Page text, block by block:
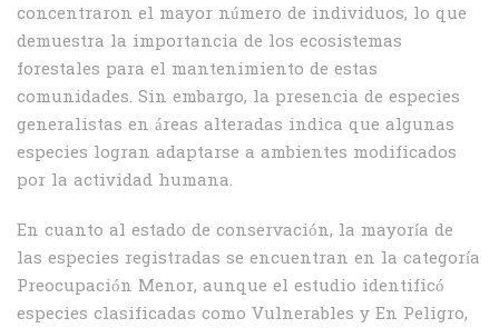
concentraron el mayor número de individuos, lo que
demuestra la importancia de los ecosistemas
forestales para el mantenimiento de estas
comunidades. Sin embargo, la presencia de especies
generalistas en áreas alteradas indica que algunas
especies logran adaptarse a ambientes modificados
por la actividad humana.
En cuanto al estado de conservación, la mayoría de
las especies registradas se encuentran en la categoría
Preocupación Menor, aunque el estudio identificó
especies clasificadas como Vulnerables y En Peligro,